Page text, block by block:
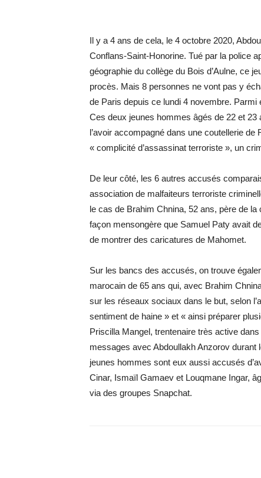
Il y a 4 ans de cela, le 4 octobre 2020,
Conflans-Saint-Honorine. Tué par la police
géographie du collège du Bois d’Aulne, ce
procès. Mais 8 personnes ne vont pas y
de Paris depuis ce lundi 4 novembre.
Ces deux jeunes hommes âgés de 22 et
l’avoir accompagné dans une coutellerie
« complicité d’assassinat terroriste », un
De leur côté, les 6 autres accusés
association de malfaiteurs terroriste
le cas de Brahim Chnina, 52 ans, père de
façon mensongère que Samuel Paty avait
de montrer des caricatures de Mahomet.
Sur les bancs des accusés, on trouve
marocain de 65 ans qui, avec Brahim
sur les réseaux sociaux dans le but, selon
sentiment de haine » et « ainsi préparer
Priscilla Mangel, trentenaire très active
messages avec Abdoullakh Anzorov durant
jeunes hommes sont eux aussi accusés
Cinar, Ismaïl Gamaev et Louqmane Ingar,
via des groupes Snapchat.